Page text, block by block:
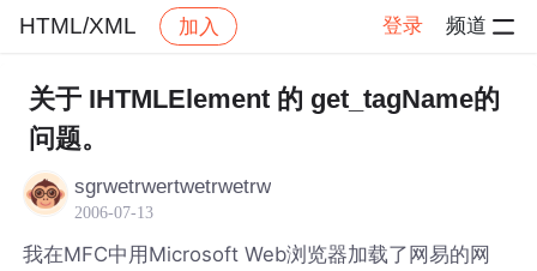
HTML/XML 加入 登录 频道
社区 HTML/XML 帖子详情
关于 IHTMLElement 的 get_tagName的
问题。
sgrwetrwertwetrwetrw
2006-07-13
我在MFC中用Microsoft Web浏览器加载了网易的网